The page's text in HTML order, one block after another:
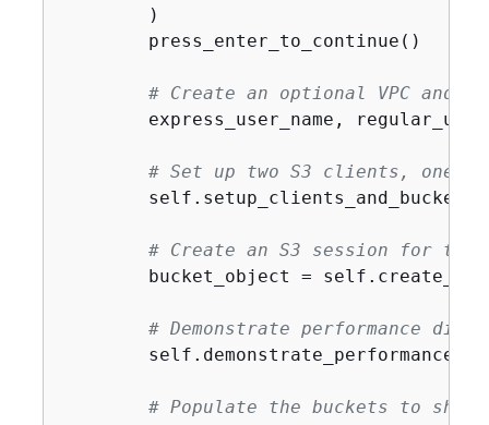
        )
        press_enter_to_continue()
# Create an optional VPC and
express_user_name,
# Set up two S3 clients, one
# Create an S3 session for
bucket_object =
# Demonstrate performance
# Populate the buckets to